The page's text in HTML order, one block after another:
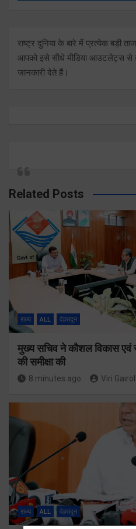
राष्ट्र दुनिया के बारे में प्रत्येक बड़ी
आपको इसे सीधे मीडिया आउटलेट्स से
जानकारी देते हैं।
Related Posts
राज्य ALL देहरादून
मुख्य सचिव ने कौशल विकास एवं
की समीक्षा की
8 minutes ago Viri
राज्य ALL देहरादून